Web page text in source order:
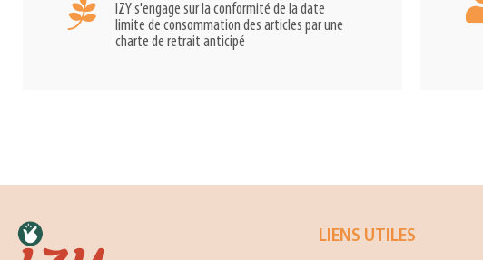
IZY s'engage sur la conformité de la date
limite de consommation des articles par une
charte de retrait anticipé
LIENS UTILES